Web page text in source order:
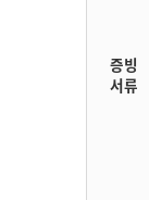
증빙
서류